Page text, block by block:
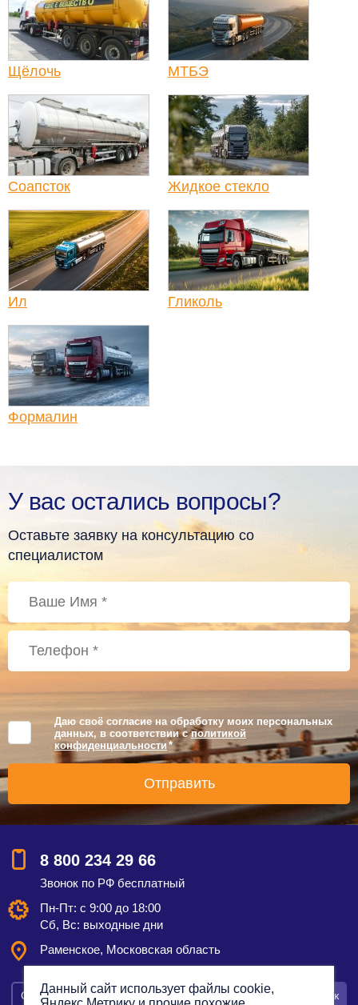
Щёлочь МТБЭ
Соапсток Жидкое стекло
Ил Гликоль
Формалин
У вас остались вопросы?
Оставьте заявку на консультацию со
специалистом
Даю своё согласие на обработку моих персональных
данных, в соответствии сполитикой
конфиденциальности *
8 800 234 29 66
Звонок по РФ бесплатный
Пн-Пт: с 9:00 до 18:00
Сб, Вс: выходные дни
Раменское, Московская область
Смотреть на карте Оставить заявку Заказать звонок
Данный сайт использует файлы cookie,